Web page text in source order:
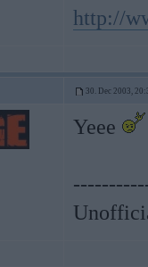
http://
30. Dec 2003,
Yeee